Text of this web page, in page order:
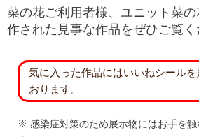
菜の花ご利用者様、ユニット菜の
作された見事な作品をぜひご覧く
気に入った作品にはいいねシール
おります。
※ 感染症対策のため展示物にはお手を触